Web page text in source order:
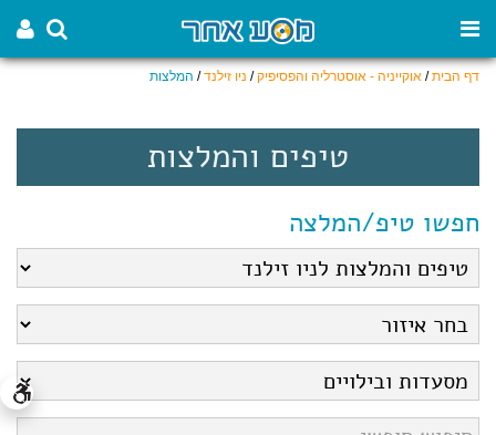
דף הבית/ אוקייניה - אוסטרליה והפסיפיק/ ניו זילנד/ המלצות
טיפים והמלצות
חפשו טיפ/המלצה